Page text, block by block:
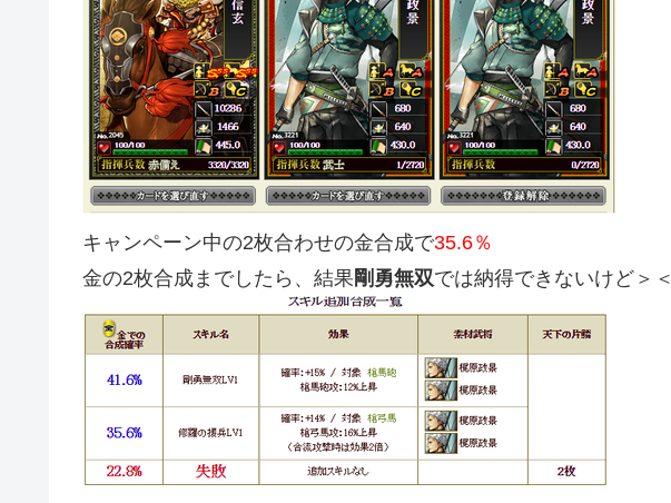
キャンペーン中の2枚合わせの金合成で35.6％
金の2枚合成までしたら、結果 剛勇無双では納得できないけど＞＜